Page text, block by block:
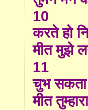
10
करते हो
मीत मुझे
11
चुभ सकता
मीत